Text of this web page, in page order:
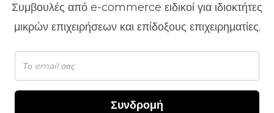
Συμβουλές από e-commerce ειδικοί για ιδιοκτήτες
μικρών επιχειρήσεων και επίδοξους επιχειρηματίες.
Συνδρομή